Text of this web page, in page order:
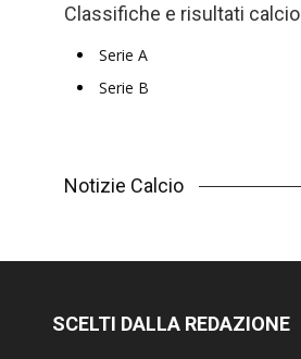
Classifiche e risultati calcio
Serie A
Serie B
Notizie Calcio
SCELTI DALLA REDAZIONE